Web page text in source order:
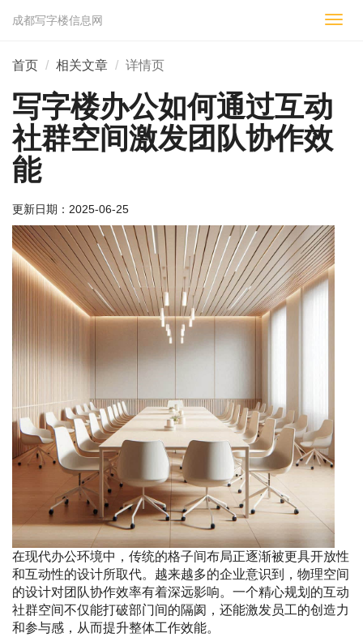
切
成都写字楼信息网
首页 相关文章 详情页
写字楼办公如何通过互动
社群空间激发团队协作效
能
更新日期： 2025-06-25
在现代办公环境中，传统的格子间布局正逐渐被更具开放性
和互动性的设计所取代。越来越多的企业意识到，物理空间
的设计对团队协作效率有着深远影响。一个精心规划的互动
社群空间不仅能打破部门间的隔阂，还能激发员工的创造力
和参与感，从而提升整体工作效能。